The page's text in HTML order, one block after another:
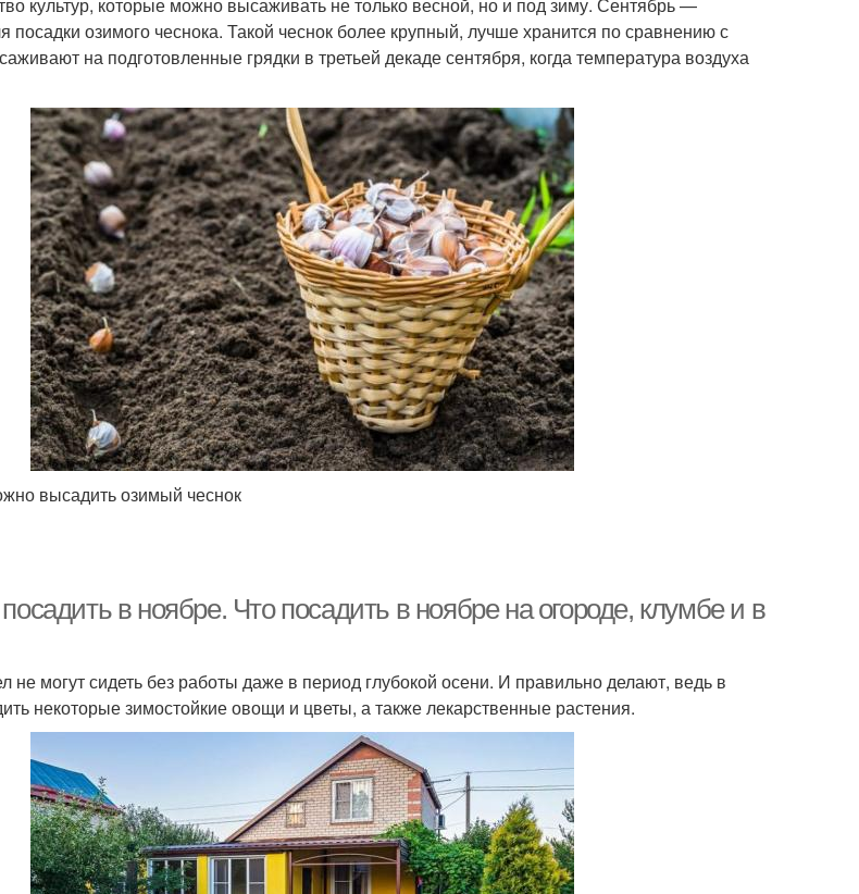
посадки озимого чеснока. Такой чеснок более крупный, лучше хранится по сравнению с
на подготовленные грядки в третьей декаде сентября, когда температура воздуха
высадить озимый чеснок
в ноябре. Что посадить в ноябре на огороде, клумбе и в
не могут сидеть без работы даже в период глубокой осени. И правильно делают, ведь в
некоторые зимостойкие овощи и цветы, а также лекарственные растения.